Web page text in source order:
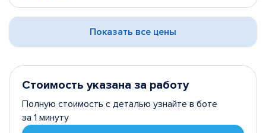
Показать все цены
Стоимость указана за работу
Полную стоимость с деталью узнайте в боте
за 1 минуту